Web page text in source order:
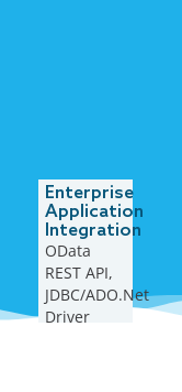
Enterprise
Application
Integration
OData
REST API,
JDBC/ADO.Net
Driver